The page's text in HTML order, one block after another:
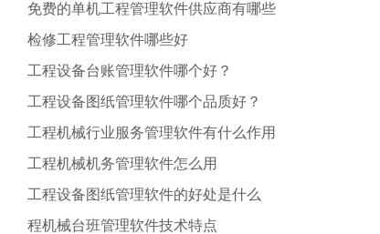
免费的单机工程管理软件供应商有哪些
检修工程管理软件哪些好
工程设备台账管理软件哪个好？
工程设备图纸管理软件哪个品质好？
工程机械行业服务管理软件有什么作用
工程机械机务管理软件怎么用
工程设备图纸管理软件的好处是什么
程机械台班管理软件技术特点